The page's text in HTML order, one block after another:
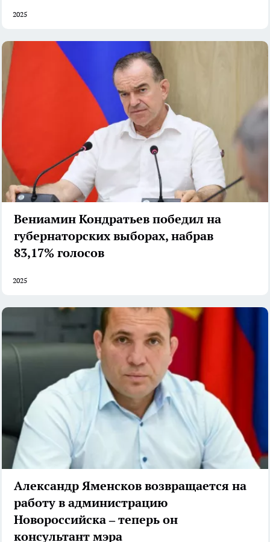
2025
Вениамин Кондратьев победил на
губернаторских выборах, набрав
83,17% голосов
2025
Александр Яменсков возвращается на
работу в администрацию
Новороссийска – теперь он
консультант мэра